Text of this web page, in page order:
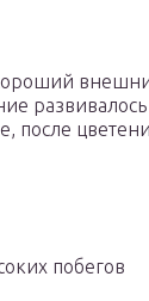
после
побегов